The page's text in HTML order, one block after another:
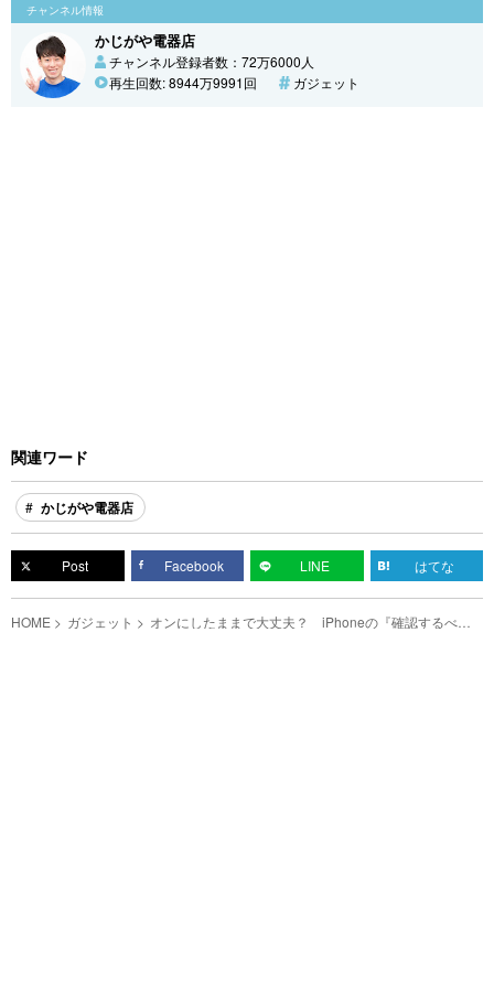
チャンネル情報
かじがや電器店
チャンネル登録者数：72万6000人
再生回数: 8944万9991回
ガジェット
関連ワード
かじがや電器店
Post Facebook LINE はてな
HOME ガジェット オンにしたままで大丈夫？ iPhoneの『確認するべき
設定』を、プロが解説